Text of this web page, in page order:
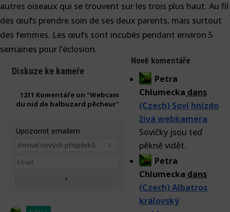
autres oiseaux qui se trouvent sur les trois plus haut. Au fil
des œufs prendre soin de ses deux parents, mais surtout
des femmes. Les œufs sont incubés pendant environ 5
semaines pour l’éclosion.
Nové komentáře
Petra
Chlumecka dans
(Czech) Soví hnízdo
živá webkamera
Sovičky jsou teď
pěkně vidět.
Petra
Chlumecka dans
(Czech) Albatros
královský
Diskuze ke kameře
1211 Komentáře on "Webcam
du nid de balbuzard pêcheur"
Upozornit emailem